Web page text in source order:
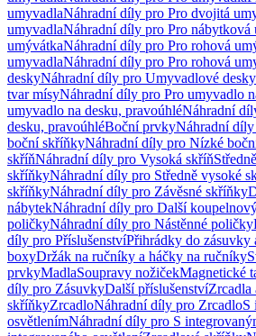
umyvadlaNáhradní díly pro Pro dvojitá
umyvadlaNáhradní díly pro Pro nábytková
umývátkaNáhradní díly pro Pro rohová
umyvadlaNáhradní díly pro Pro rohová
deskyNáhradní díly pro Umyvadlové desky
tvar mísyNáhradní díly pro Pro umyvadlo
umyvadlo na desku, pravoúhléNáhradní
desku, pravoúhléBoční prvkyNáhradní
boční skříňkyNáhradní díly pro Nízké
skříňNáhradní díly pro Vysoká skříň
skříňkyNáhradní díly pro Středně vysoké
skříňkyNáhradní díly pro Závěsné skříňky
nábytekNáhradní díly pro Další
poličkyNáhradní díly pro Nástěnné poličky
díly pro PříslušenstvíPřihrádky do zásuvky
boxyDržák na ručníky a háčky na ručníky
prvkyMadlaSoupravy nožičekMagnetické
díly pro ZásuvkyDalší příslušenstvíZrcadla
skříňkyZrcadloNáhradní díly pro ZrcadloS
osvětlenímNáhradní díly pro S